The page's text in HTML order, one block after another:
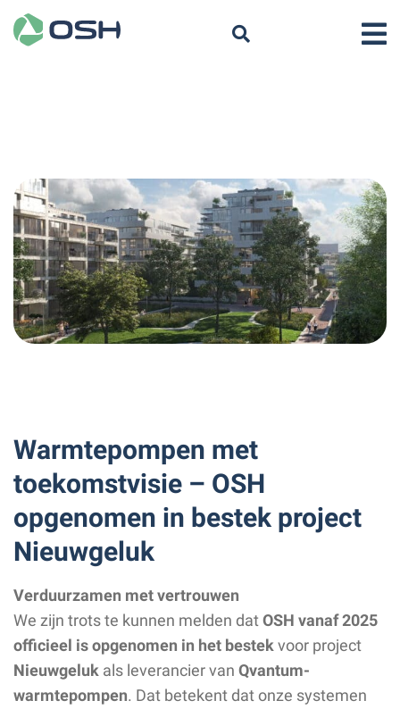
Warmtepompen met
toekomstvisie – OSH
opgenomen in bestek project
Nieuwgeluk
Verduurzamen met vertrouwen
We zijn trots te kunnen melden datOSH vanaf 2025
officieel is opgenomen in het bestek voor project
Nieuwgeluk als leverancier van Qvantum-
warmtepompen. Dat betekent dat onze systemen